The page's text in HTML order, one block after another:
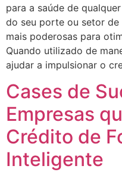
para a saúde de
do seu porte ou setor de
mais poderosas para
Quando utilizado de
ajudar a impulsionar o
Cases de
Empresas
Crédito de
Inteligente